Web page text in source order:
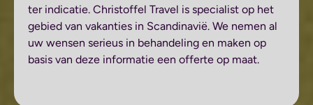
ter indicatie. Christoffel Travel is specialist op het
gebied van vakanties in Scandinavië. We nemen al
uw wensen serieus in behandeling en maken op
basis van deze informatie een offerte op maat.